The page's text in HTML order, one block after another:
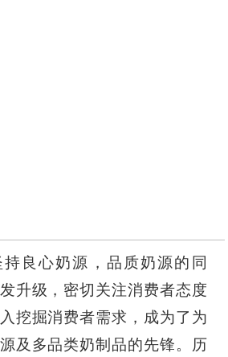
良心奶源，品质奶源的同
升级，密切关注消费者态度
挖掘消费者需求，成为了为
及多品类奶制品的先锋。历